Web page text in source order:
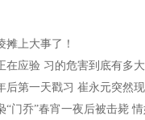
摊上大事了！
在应验 习的危害到底有多大
后第一天戳习 崔永元突然
“门乔”春宵一夜后被击毙